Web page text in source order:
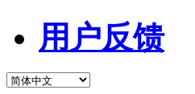
用户反馈